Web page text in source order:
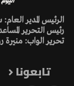
الرئيس المدير
رئيس التحرير
تحرير الواب: منيرة
تابعونا